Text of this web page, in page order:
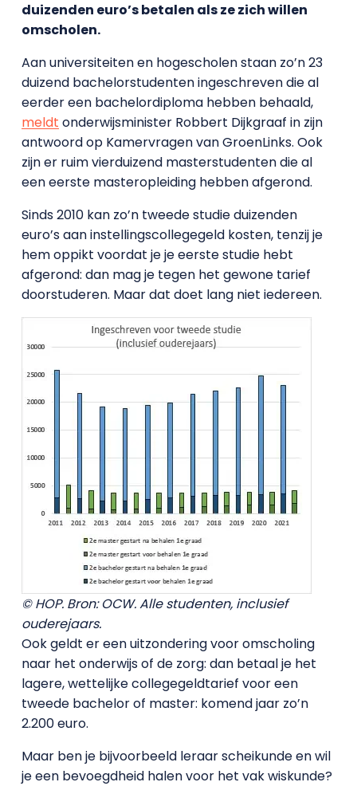
duizenden euro’s betalen als ze zich willen
omscholen.
Aan universiteiten en hogescholen staan zo’n 23
duizend bachelorstudenten ingeschreven die al
eerder een bachelordiploma hebben behaald,
meldt onderwijsminister Robbert Dijkgraaf in zijn
antwoord op Kamervragen van GroenLinks. Ook
zijn er ruim vierduizend masterstudenten die al
een eerste masteropleiding hebben afgerond.
Sinds 2010 kan zo’n tweede studie duizenden
euro’s aan instellingscollegegeld kosten, tenzij je
hem oppikt voordat je je eerste studie hebt
afgerond: dan mag je tegen het gewone tarief
doorstuderen. Maar dat doet lang niet iedereen.
© HOP. Bron: OCW. Alle studenten, inclusief
ouderejaars.
Ook geldt er een uitzondering voor omscholing
naar het onderwijs of de zorg: dan betaal je het
lagere, wettelijke collegegeldtarief voor een
tweede bachelor of master: komend jaar zo’n
2.200 euro.
Maar ben je bijvoorbeeld leraar scheikunde en wil
je een bevoegdheid halen voor het vak wiskunde?